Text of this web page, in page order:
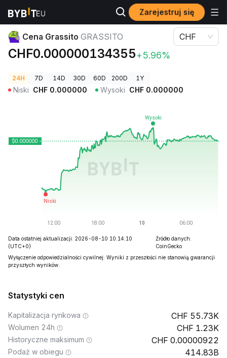
Zarejestruj się
Ceny kryptowalut Cena Grassito GRASSITO
Cena Grassito GRASSITO
CHF0.000000134355+5.96%
CHF
24H 7D 14D 30D 60D 200D 1Y
Niski CHF 0.000000 Wysoki CHF 0.000000
Data ostatniej aktualizacji: 2026-08-10 10:14:10
(UTC+0)
Źródło danych:
CoinGecko
Wyłączenie odpowiedzialności cywilnej: Wyniki z przeszłości nie stanowią gwarancji
przyszłych wyników.
Statystyki cen
Kapitalizacja rynkowa 55.73K
Wolumen 24h 1.23K
Historyczne maksimum 0.00000922
Podaż w obiegu 414.83B